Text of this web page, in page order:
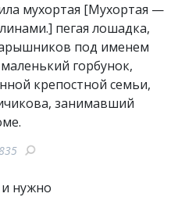
мухортая [Мухортая —
пегая лошадка,
под именем
горбунок,
крепостной семьи,
занимавший
нужно